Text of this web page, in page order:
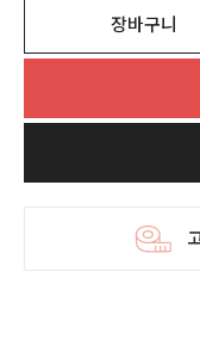
장바구니